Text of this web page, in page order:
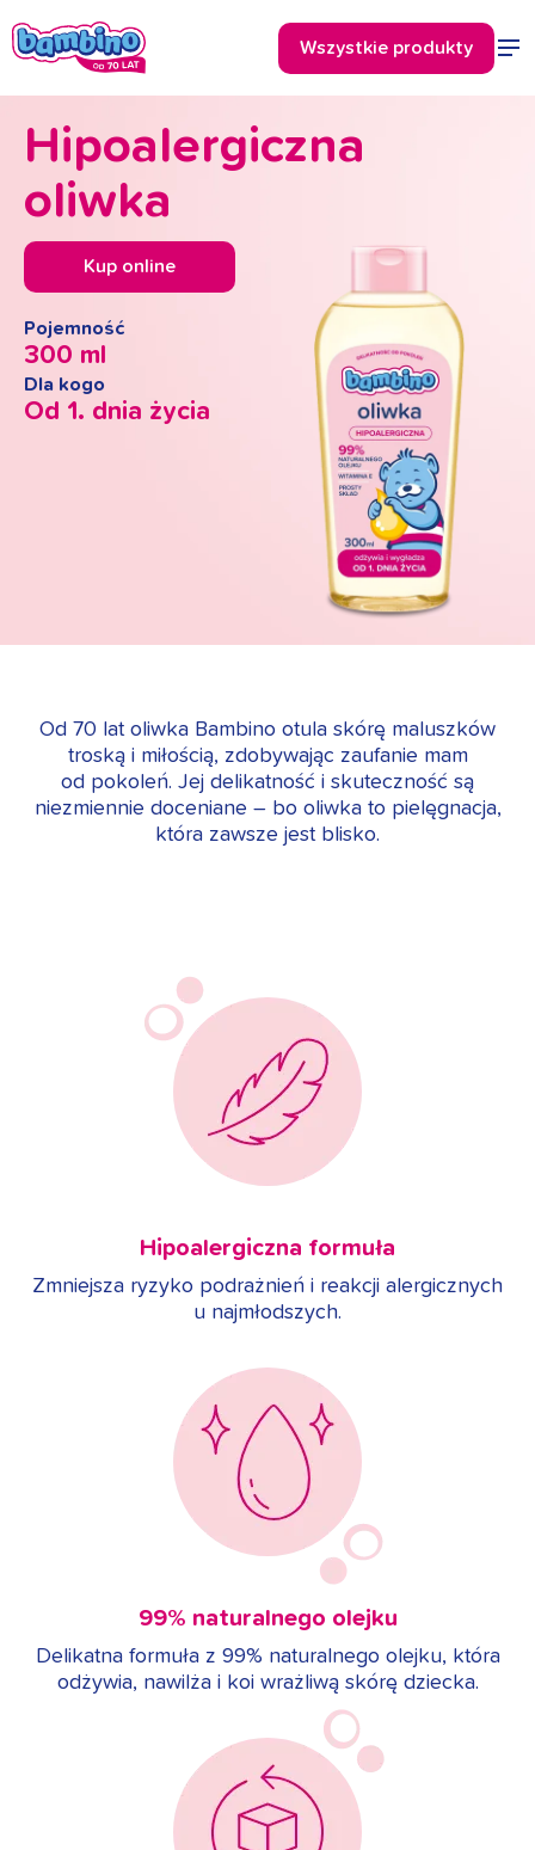
Hipoalergiczna
oliwka
Kup online
Pojemność
300 ml
Dla kogo
Od 1. dnia życia
Od 70 lat oliwka Bambino otula skórę maluszków
troską i miłością, zdobywając zaufanie mam
od pokoleń. Jej delikatność i skuteczność są
niezmiennie doceniane – bo oliwka to pielęgnacja,
która zawsze jest blisko.
Hipoalergiczna formuła
Zmniejsza ryzyko podrażnień i reakcji alergicznych
u najmłodszych.
99% naturalnego olejku
Delikatna formuła z 99% naturalnego olejku, która
odżywia, nawilża i koi wrażliwą skórę dziecka.